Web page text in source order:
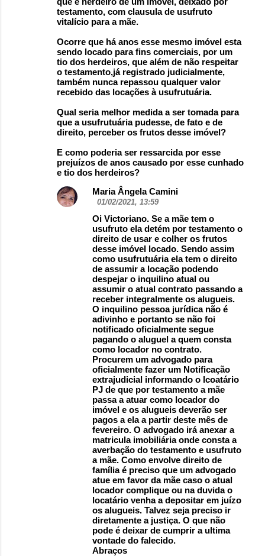
testamento, com clausula de usufruto
vitalício para a mãe.
Ocorre que há anos esse mesmo imóvel esta
sendo locado para fins comerciais, por um
tio dos herdeiros, que além de não respeitar
o testamento,já registrado judicialmente,
também nunca repassou qualquer valor
recebido das locações à usufrutuária.
Qual seria melhor medida a ser tomada para
que a usufrutuária pudesse, de fato e de
direito, perceber os frutos desse imóvel?
E como poderia ser ressarcida por esse
prejuízos de anos causado por esse cunhado
e tio dos herdeiros?
Maria Ângela Camini
01/02/2021, 13:59
Oi Victoriano. Se a mãe tem o
usufruto ela detém por testamento o
direito de usar e colher os frutos
desse imóvel locado. Sendo assim
como usufrutuária ela tem o direito
de assumir a locação podendo
despejar o inquilino atual ou
assumir o atual contrato passando a
receber integralmente os alugueis.
O inquilino pessoa jurídica não é
adivinho e portanto se não foi
notificado oficialmente segue
pagando o aluguel a quem consta
como locador no contrato.
Procurem um advogado para
oficialmente fazer um Notificação
extrajudicial informando o lcoatário
PJ de que por testamento a mãe
passa a atuar como locador do
imóvel e os alugueis deverão ser
pagos a ela a partir deste mês de
fevereiro. O advogado irá anexar a
matricula imobiliária onde consta a
averbação do testamento e usufruto
a mãe. Como envolve direito de
família é preciso que um advogado
atue em favor da mãe caso o atual
locador complique ou na duvida o
locatário venha a depositar em juízo
os alugueis. Talvez seja preciso ir
diretamente a justiça. O que não
pode é deixar de cumprir a ultima
vontade do falecido.
Abraços